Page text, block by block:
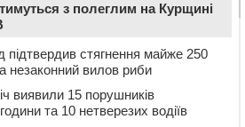
з полеглим на Курщині
підтвердив стягнення майже 250
незаконний вилов риби
виявили 15 порушників
та 10 нетверезих водіїв